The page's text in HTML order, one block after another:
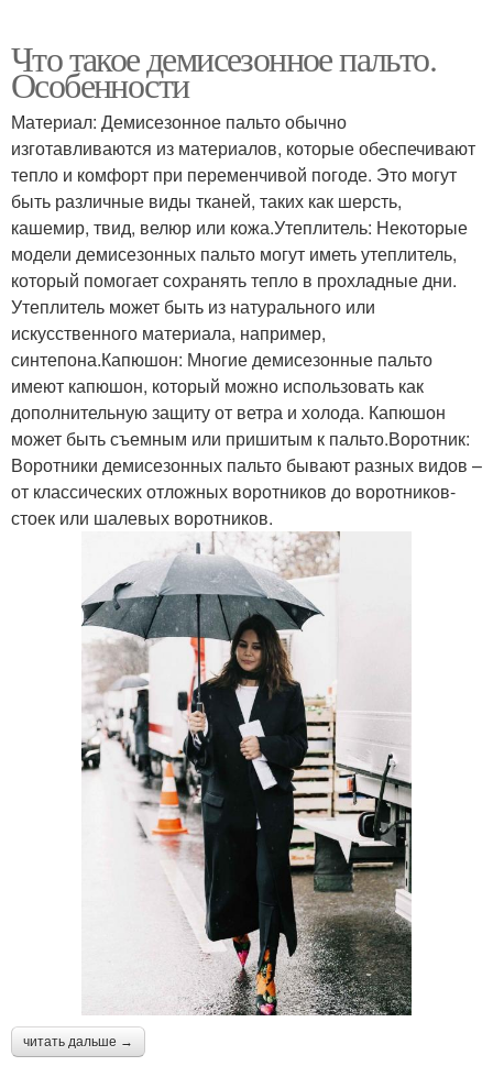
Что такое демисезонное пальто.
Особенности
Материал: Демисезонное пальто обычно
изготавливаются из материалов, которые обеспечивают
тепло и комфорт при переменчивой погоде. Это могут
быть различные виды тканей, таких как шерсть,
кашемир, твид, велюр или кожа.Утеплитель: Некоторые
модели демисезонных пальто могут иметь утеплитель,
который помогает сохранять тепло в прохладные дни.
Утеплитель может быть из натурального или
искусственного материала, например,
синтепона.Капюшон: Многие демисезонные пальто
имеют капюшон, который можно использовать как
дополнительную защиту от ветра и холода. Капюшон
может быть съемным или пришитым к пальто.Воротник:
Воротники демисезонных пальто бывают разных видов –
от классических отложных воротников до воротников-
стоек или шалевых воротников.
читать дальше →